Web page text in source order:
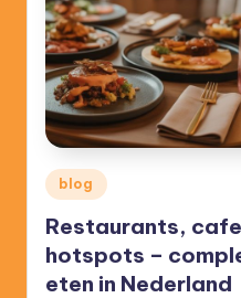
Posted
in
blog
Restaurants,
hotspots –
eten in Nederland